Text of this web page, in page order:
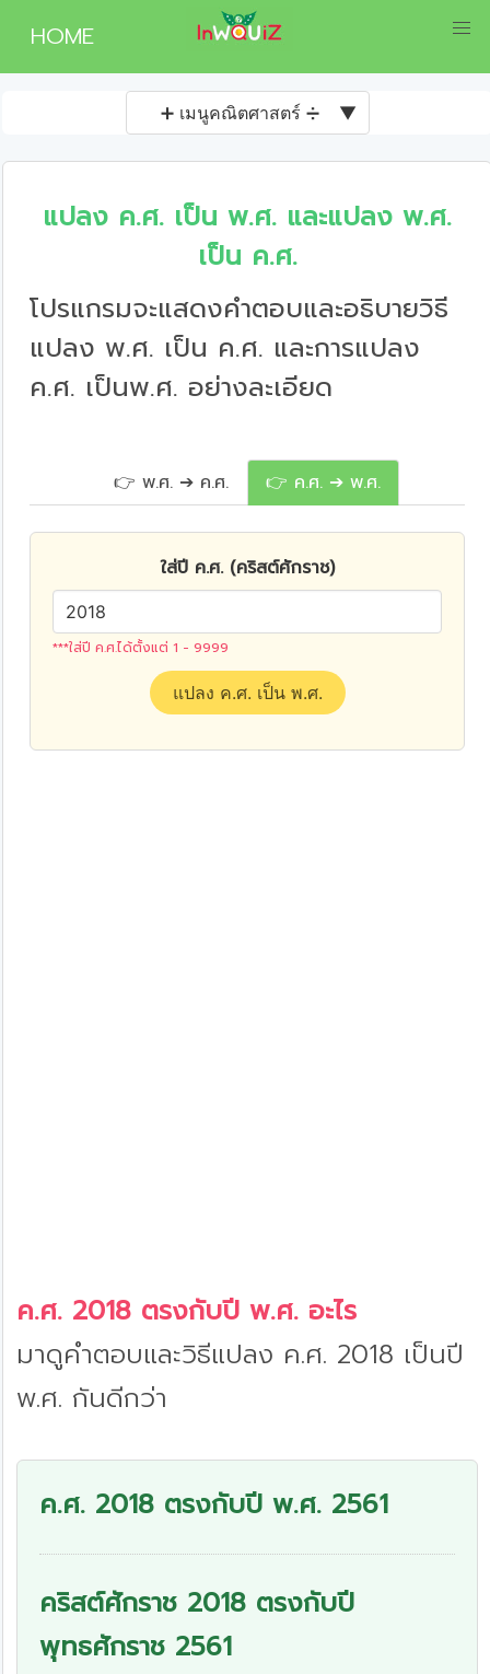
HOME
➕ เมนูคณิตศาสตร์ ➗ ▼
แปลง ค.ศ. เป็น พ.ศ. และแปลง พ.ศ.
เป็น ค.ศ.
โปรแกรมจะแสดงคำตอบและอธิบายวิธี
แปลง พ.ศ. เป็น ค.ศ. และการแปลง
ค.ศ. เป็นพ.ศ. อย่างละเอียด
👉 พ.ศ. ➔ ค.ศ. 👉 ค.ศ. ➔ พ.ศ.
ใส่ปี ค.ศ. (คริสต์ศักราช)
***ใส่ปี ค.ศ.ได้ตั้งแต่ 1 - 9999
แปลง ค.ศ. เป็น พ.ศ.
ค.ศ. 2018 ตรงกับปี พ.ศ. อะไร
มาดูคำตอบและวิธีแปลง ค.ศ. 2018 เป็นปี
พ.ศ. กันดีกว่า
ค.ศ. 2018 ตรงกับปี พ.ศ. 2561
คริสต์ศักราช 2018 ตรงกับปี
พุทธศักราช 2561